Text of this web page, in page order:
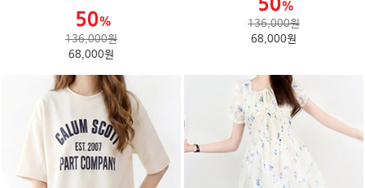
136,000원
68,000원
136,000원
68,000원